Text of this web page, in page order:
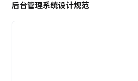
后台管理系统设计规范